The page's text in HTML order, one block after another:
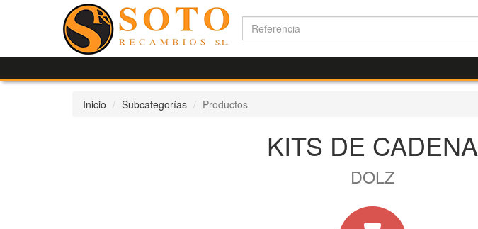
Inicio Subcategorías Productos
KITS DE CADENA
DOLZ